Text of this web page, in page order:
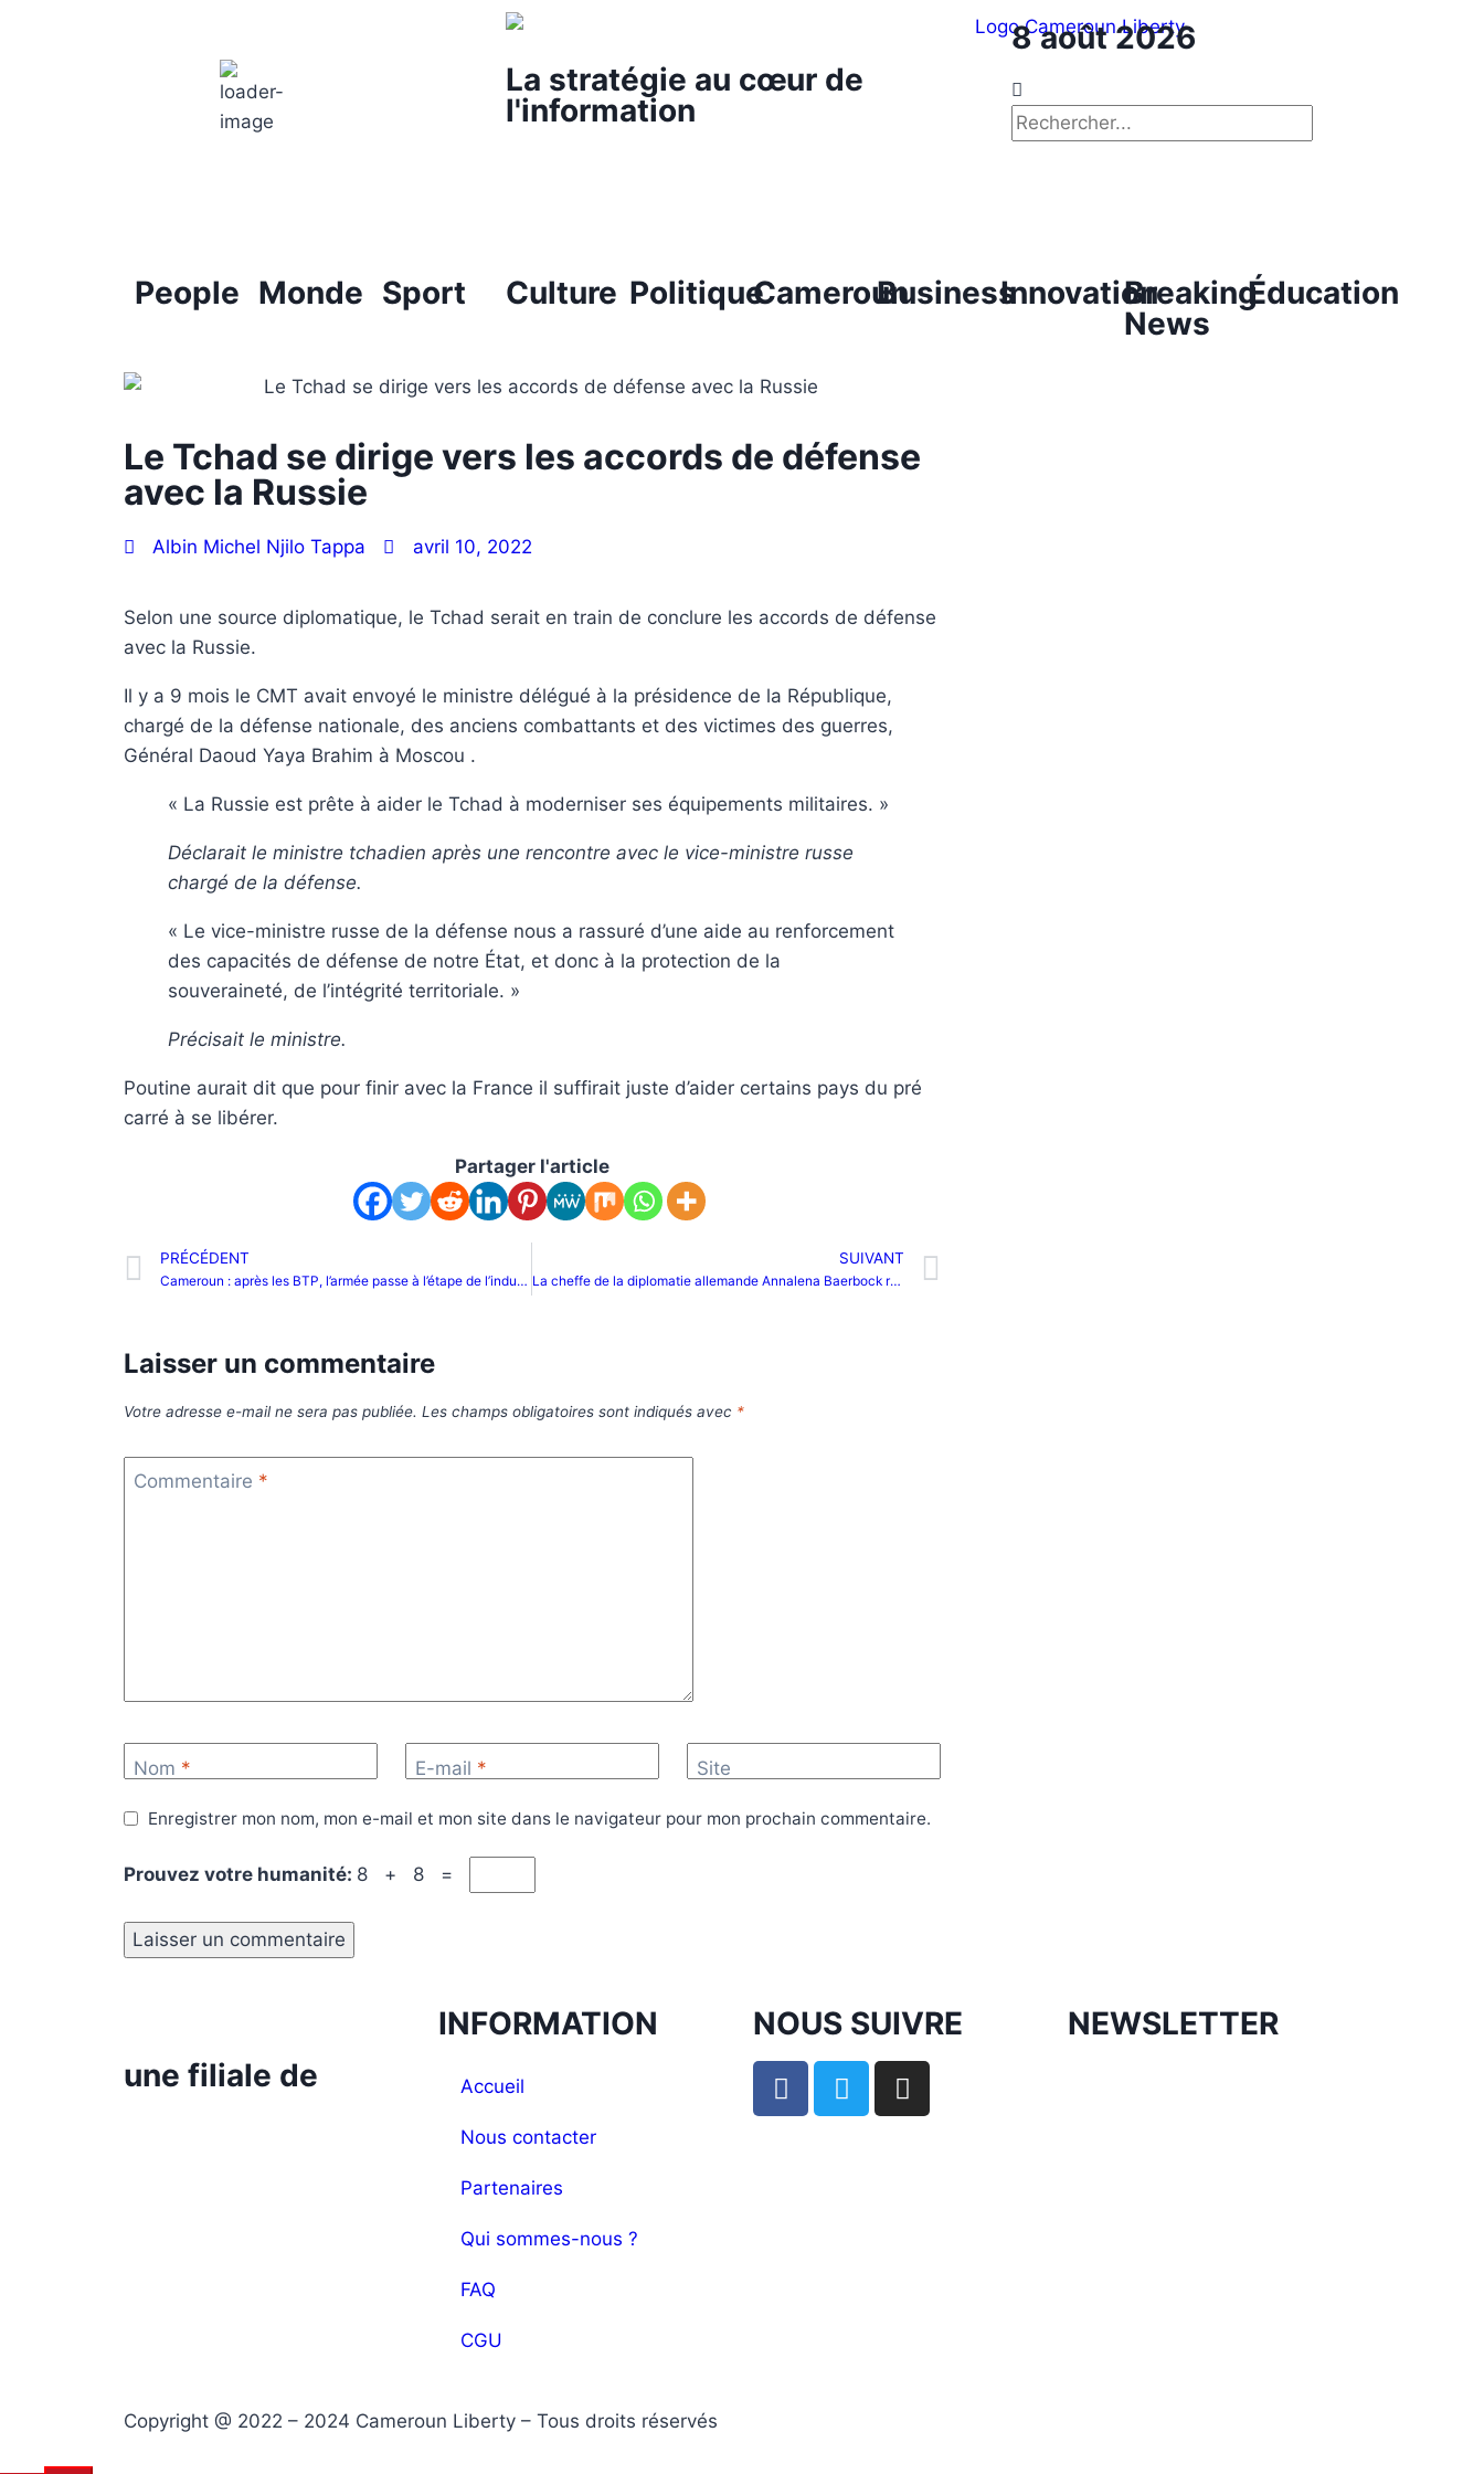
7:26 pm,
18
La stratégie au cœur de
l'information
8 août 2026
People Monde Sport Culture PolitiqueCamerounBusinessInnovationBreaking
News
Éducation
Le Tchad se dirige vers les accords de défense
avec la Russie
Albin Michel Njilo Tappa avril 10, 2022
Selon une source diplomatique, le Tchad serait en train de conclure les accords de défense
avec la Russie.
Il y a 9 mois le CMT avait envoyé le ministre délégué à la présidence de la République,
chargé de la défense nationale, des anciens combattants et des victimes des guerres,
Général Daoud Yaya Brahim à Moscou .
« La Russie est prête à aider le Tchad à moderniser ses équipements militaires. »
Déclarait le ministre tchadien après une rencontre avec le vice-ministre russe
chargé de la défense.
« Le vice-ministre russe de la défense nous a rassuré d’une aide au renforcement
des capacités de défense de notre État, et donc à la protection de la
souveraineté, de l’intégrité territoriale. »
Précisait le ministre.
Poutine aurait dit que pour finir avec la France il suffirait juste d’aider certains pays du pré
carré à se libérer.
Partager l'article
PRÉCÉDENT
Cameroun : après les BTP, l’armée passe à l’étape de l’industrialisation
SUIVANT
La cheffe de la diplomatie allemande Annalena Baerbock recadrée au Mali lors de sa visite
Laisser un commentaire
Votre adresse e-mail ne sera pas publiée. Les champs obligatoires sont indiqués avec *
Commentaire *
Nom * E-mail * Site
Enregistrer mon nom, mon e-mail et mon site dans le navigateur pour mon prochain commentaire.
Prouvez votre humanité: 8 + 8 =
une filiale de
INFORMATION
Accueil
Nous contacter
Partenaires
Qui sommes-nous ?
FAQ
CGU
NOUS SUIVRE NEWSLETTER
Copyright @ 2022 – 2024 Cameroun Liberty – Tous droits réservés